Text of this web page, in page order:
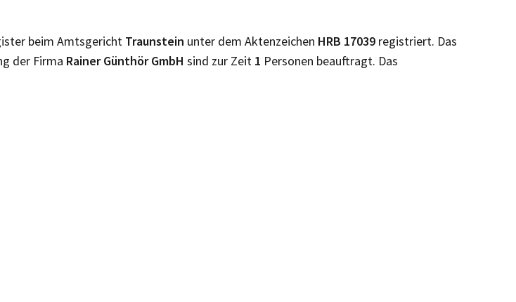
beim Amtsgericht Traunstein unter dem Aktenzeichen HRB 17039 registriert. Das
der Firma Rainer Günthör GmbH sind zur Zeit 1 Personen beauftragt. Das